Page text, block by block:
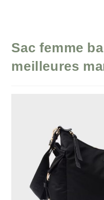
Sac femme
meilleures